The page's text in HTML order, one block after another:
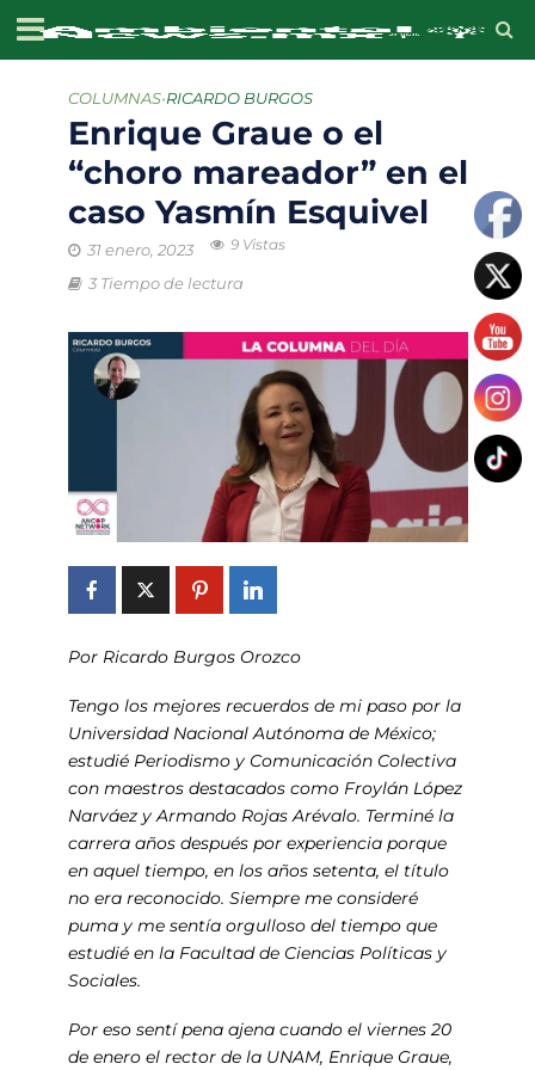
COLUMNAS•RICARDO BURGOS
Enrique Graue o el
“choro mareador” en el
caso Yasmín Esquivel
31 enero, 2023 9 Vistas
3 Tiempo de lectura
Por Ricardo Burgos Orozco
Tengo los mejores recuerdos de mi paso por la
Universidad Nacional Autónoma de México;
estudié Periodismo y Comunicación Colectiva
con maestros destacados como Froylán López
Narváez y Armando Rojas Arévalo. Terminé la
carrera años después por experiencia porque
en aquel tiempo, en los años setenta, el título
no era reconocido. Siempre me consideré
puma y me sentía orgulloso del tiempo que
estudié en la Facultad de Ciencias Políticas y
Sociales.
Por eso sentí pena ajena cuando el viernes 20
de enero el rector de la UNAM, Enrique Graue,